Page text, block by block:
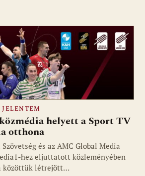
helyett a Sport TV
otthona
és az AMC Global Media
hez eljuttatott közleményében
közöttük létrejött…